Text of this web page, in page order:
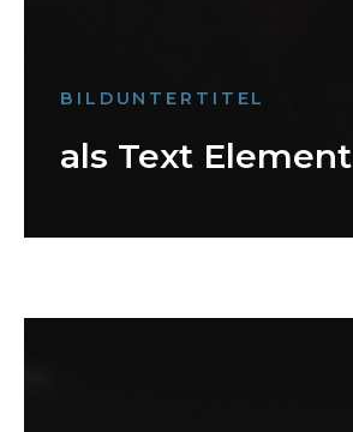
BILDUNTERTITEL
als Text Element